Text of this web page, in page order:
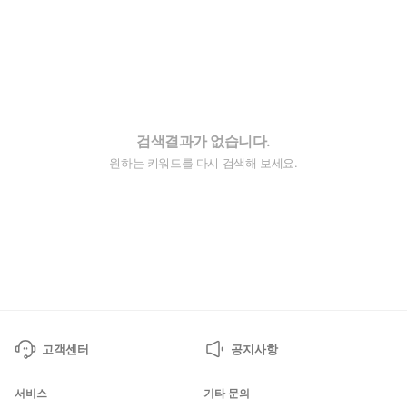
검색결과가 없습니다.
원하는 키워드를 다시 검색해 보세요.
고객센터 공지사항
서비스 기타 문의